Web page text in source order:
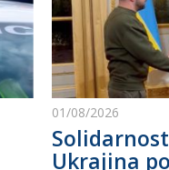
01/08/2026
Ukrajina